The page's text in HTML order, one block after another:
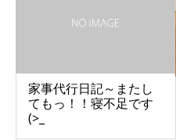
家事代行日記～またし
てもっ！！寝不足です
(>_